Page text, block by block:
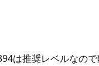
は推奨レベルなの